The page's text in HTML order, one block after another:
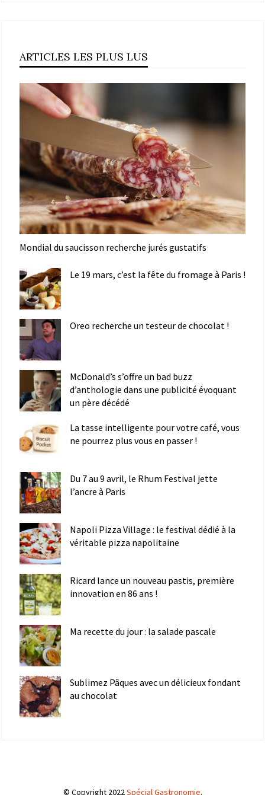
ARTICLES LES PLUS LUS
Mondial du saucisson recherche jurés gustatifs
Le 19 mars, c’est la fête du fromage à Paris !
Oreo recherche un testeur de chocolat !
McDonald’s s’offre un bad buzz
d’anthologie dans une publicité évoquant
un père décédé
La tasse intelligente pour votre café, vous
ne pourrez plus vous en passer !
Du 7 au 9 avril, le Rhum Festival jette
l’ancre à Paris
Napoli Pizza Village : le festival dédié à la
véritable pizza napolitaine
Ricard lance un nouveau pastis, première
innovation en 86 ans !
Ma recette du jour : la salade pascale
Sublimez Pâques avec un délicieux fondant
au chocolat
© Copyright 2022Spécial Gastronomie.